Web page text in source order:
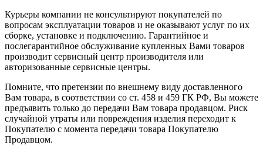
Курьеры компании не консультируют покупателей по
вопросам эксплуатации товаров и не оказывают услуг по их
сборке, установке и подключению. Гарантийное и
послегарантийное обслуживание купленных Вами товаров
производит сервисный центр производителя или
авторизованные сервисные центры.
Помните, что претензии по внешнему виду доставленного
Вам товара, в соответствии со ст. 458 и 459 ГК РФ, Вы можете
предъявить только до передачи Вам товара продавцом. Риск
случайной утраты или повреждения изделия переходит к
Покупателю с момента передачи товара Покупателю
Продавцом.